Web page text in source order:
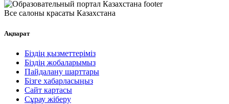
Все салоны красаты Казахстана
Ақпарат
Біздің қызметтеріміз
Біздің жобаларымыз
Пайдалану шарттары
Бізге хабарласыңыз
Сайт картасы
Сұрау жіберу